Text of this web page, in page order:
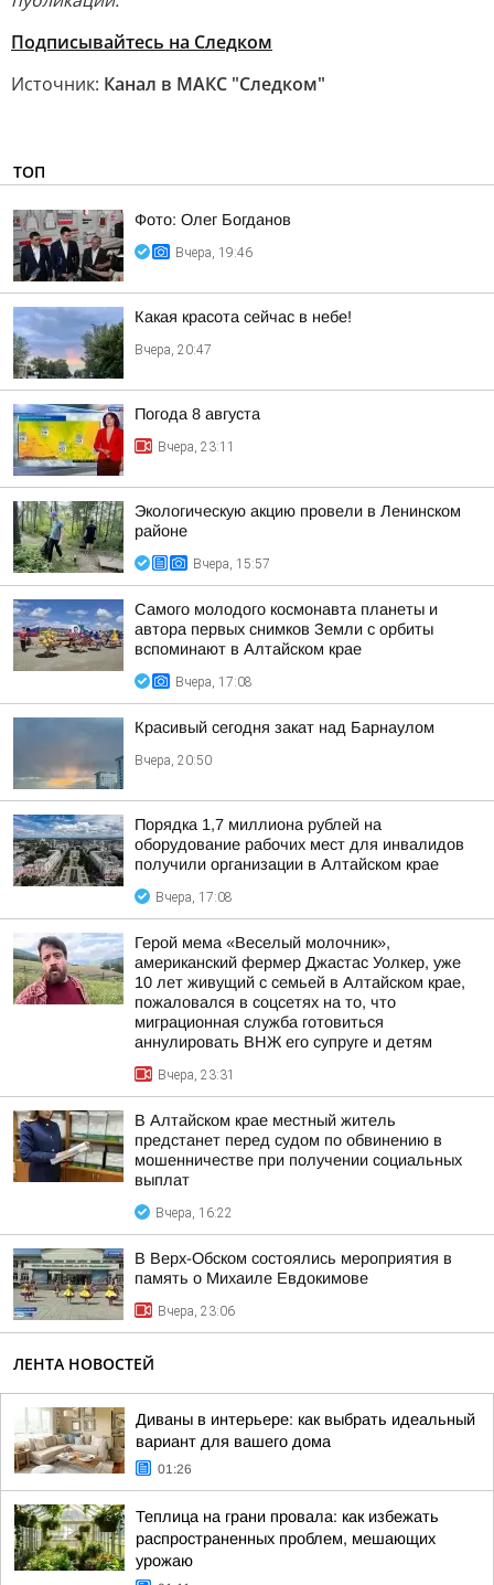
Подписывайтесь на Следком
Источник: Канал в МАКС "Следком"
ТОП
Фото: Олег Богданов
Вчера, 19:46
Какая красота сейчас в небе!
Вчера, 20:47
Погода 8 августа
Вчера, 23:11
Экологическую акцию провели в Ленинском
районе
Вчера, 15:57
Самого молодого космонавта планеты и
автора первых снимков Земли с орбиты
вспоминают в Алтайском крае
Вчера, 17:08
Красивый сегодня закат над Барнаулом
Вчера, 20:50
Порядка 1,7 миллиона рублей на
оборудование рабочих мест для инвалидов
получили организации в Алтайском крае
Вчера, 17:08
Герой мема «Веселый молочник»,
американский фермер Джастас Уолкер, уже
10 лет живущий с семьей в Алтайском крае,
пожаловался в соцсетях на то, что
миграционная служба готовиться
аннулировать ВНЖ его супруге и детям
Вчера, 23:31
В Алтайском крае местный житель
предстанет перед судом по обвинению в
мошенничестве при получении социальных
выплат
Вчера, 16:22
В Верх-Обском состоялись мероприятия в
память о Михаиле Евдокимове
Вчера, 23:06
ЛЕНТА НОВОСТЕЙ
Диваны в интерьере: как выбрать идеальный
вариант для вашего дома
01:26
Теплица на грани провала: как избежать
распространенных проблем, мешающих
урожаю